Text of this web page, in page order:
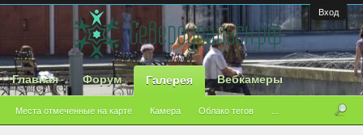
Вход
Главная Форум Галерея
Места отмеченные на карте Камера Облако тегов
Вебкамеры